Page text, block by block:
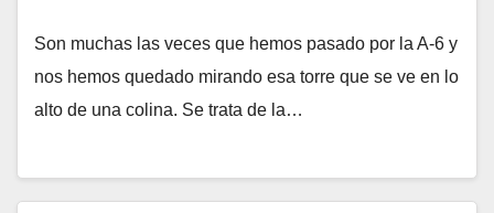
Son muchas las veces que hemos pasado por la A-6 y
nos hemos quedado mirando esa torre que se ve en lo
alto de una colina. Se trata de la…